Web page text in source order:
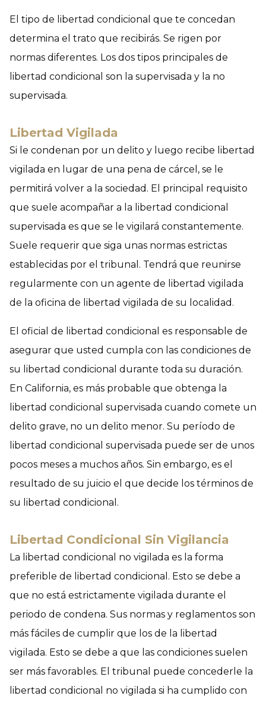
El tipo de libertad condicional que te concedan
determina el trato que recibirás. Se rigen por
normas diferentes. Los dos tipos principales de
libertad condicional son la supervisada y la no
supervisada.
Libertad Vigilada
Si le condenan por un delito y luego recibe libertad
vigilada en lugar de una pena de cárcel, se le
permitirá volver a la sociedad. El principal requisito
que suele acompañar a la libertad condicional
supervisada es que se le vigilará constantemente.
Suele requerir que siga unas normas estrictas
establecidas por el tribunal. Tendrá que reunirse
regularmente con un agente de libertad vigilada
de la oficina de libertad vigilada de su localidad.
El oficial de libertad condicional es responsable de
asegurar que usted cumpla con las condiciones de
su libertad condicional durante toda su duración.
En California, es más probable que obtenga la
libertad condicional supervisada cuando comete un
delito grave, no un delito menor. Su período de
libertad condicional supervisada puede ser de unos
pocos meses a muchos años. Sin embargo, es el
resultado de su juicio el que decide los términos de
su libertad condicional.
Libertad Condicional Sin Vigilancia
La libertad condicional no vigilada es la forma
preferible de libertad condicional. Esto se debe a
que no está estrictamente vigilada durante el
periodo de condena. Sus normas y reglamentos son
más fáciles de cumplir que los de la libertad
vigilada. Esto se debe a que las condiciones suelen
ser más favorables. El tribunal puede concederle la
libertad condicional no vigilada si ha cumplido con